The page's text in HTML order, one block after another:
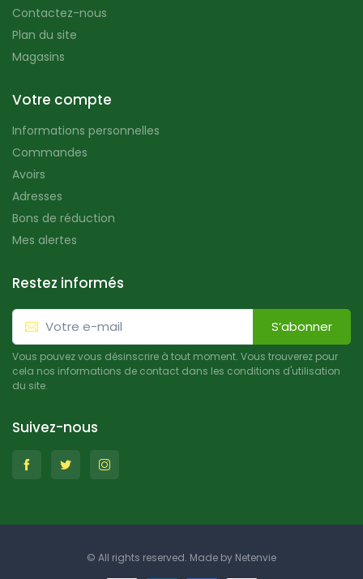
Contactez-nous
Plan du site
Magasins
Votre compte
Informations personnelles
Commandes
Avoirs
Adresses
Bons de réduction
Mes alertes
Restez informés
S’abonner
Vous pouvez vous désinscrire à tout moment. Vous trouverez pour
cela nos informations de contact dans les conditions d'utilisation
du site.
Suivez-nous
© All rights reserved. Made by Netenvie